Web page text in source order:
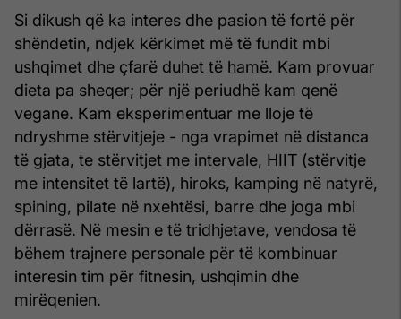
Si dikush që ka interes dhe pasion të fortë për
shëndetin, ndjek kërkimet më të fundit mbi
ushqimet dhe çfarë duhet të hamë. Kam provuar
dieta pa sheqer; për një periudhë kam qenë
vegane. Kam eksperimentuar me lloje të
ndryshme stërvitjeje - nga vrapimet në distanca
të gjata, te stërvitjet me intervale, HIIT (stërvitje
me intensitet të lartë), hiroks, kamping në natyrë,
spining, pilate në nxehtësi, barre dhe joga mbi
dërrasë. Në mesin e të tridhjetave, vendosa të
bëhem trajnere personale për të kombinuar
interesin tim për fitnesin, ushqimin dhe
mirëqenien.